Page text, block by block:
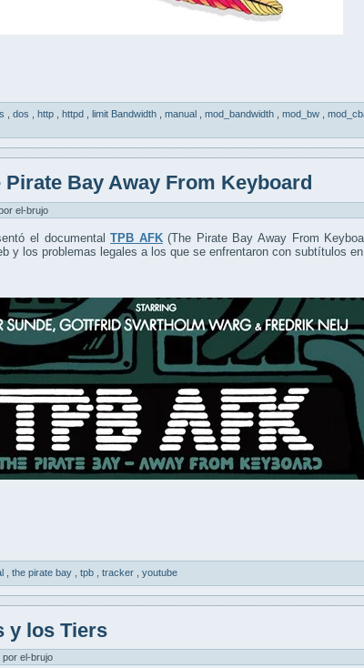
dos http httpd limit Bandwidth manual mod_bandwidth mod_bw
Bay Away From Keyboard
el-brujo
el documentalTPB AFK(The Pirate Bay Away From
y los problemas legales a los que se enfrentaron con subtítulos en
the pirate bay tpb tracker youtube
y los Tiers
por el-brujo